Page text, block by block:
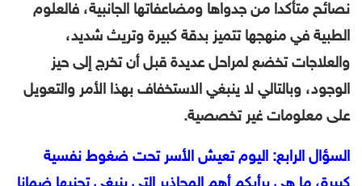
نصائح متأكدا من جدواها ومضاعفاتها الجانبية، فالعلوم
الطبية في منهجها تتميز بدقة كبيرة وتريث شديد،
والعلاجات تخضع لمراحل عديدة قبل أن تخرج إلى حيز
الوجود، وبالتالي لا ينبغي الاستخفاف بهذا الأمر والتعويل
على معلومات غير تخصصية.
السؤال الرابع: اليوم تعيش الأسر تحت ضغوط نفسية